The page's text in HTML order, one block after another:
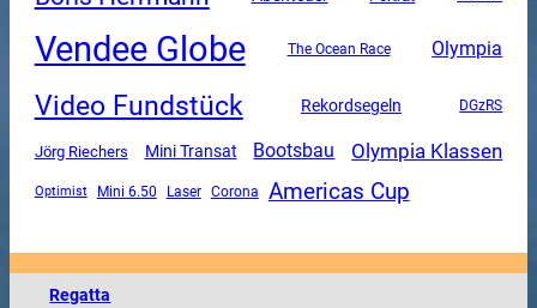
Vendee Globe The Ocean Race Olympia
Video Fundstück Rekordsegeln DGzRS
Jörg Riechers Mini Transat Bootsbau Olympia Klassen
Optimist Mini 6.50 Laser Corona Americas Cup
Regatta